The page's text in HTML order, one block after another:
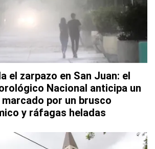
el zarpazo en San Juan: el
Nacional anticipa un
por un brusco
y ráfagas heladas